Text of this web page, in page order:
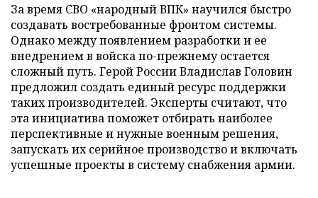
За время СВО «народный ВПК» научился быстро
создавать востребованные фронтом системы.
Однако между появлением разработки и ее
внедрением в войска по-прежнему остается
сложный путь. Герой России Владислав Головин
предложил создать единый ресурс поддержки
таких производителей. Эксперты считают, что
эта инициатива поможет отбирать наиболее
перспективные и нужные военным решения,
запускать их серийное производство и включать
успешные проекты в систему снабжения армии.